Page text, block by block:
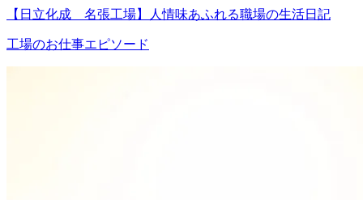
【日立化成 名張工場】人情味あふれる職場の生活日記
工場のお仕事エピソード